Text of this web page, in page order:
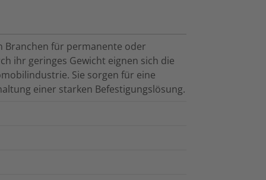
Branchen für permanente oder
ihr geringes Gewicht eignen sich die
Sie sorgen für eine
einer starken Befestigungslösung.